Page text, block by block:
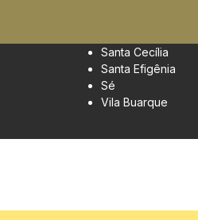
Santa Cecília
Santa Efigênia
Sé
Vila Buarque